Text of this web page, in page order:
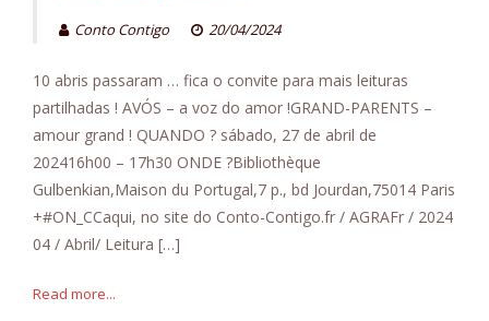
Conto Contigo 20/04/2024
10 abris passaram … fica o convite para mais leituras
partilhadas ! AVÓS – a voz do amor !GRAND-PARENTS –
amour grand ! QUANDO ? sábado, 27 de abril de
202416h00 – 17h30 ONDE ?Bibliothèque
Gulbenkian,Maison du Portugal,7 p., bd Jourdan,75014 Paris
+#ON_CCaqui, no site do Conto-Contigo.fr / AGRAFr / 2024
04 / Abril/ Leitura […]
Read more...